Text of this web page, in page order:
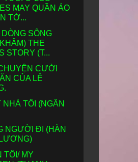
MAY QUẦN ÁO
TỚ...
SÔNG
THE
STORY (T...
CƯỜI
CỦA LÊ
NHÀ TÔI (NGÂN
NGƯỜI ĐI (HÀN
TÔI/ MY